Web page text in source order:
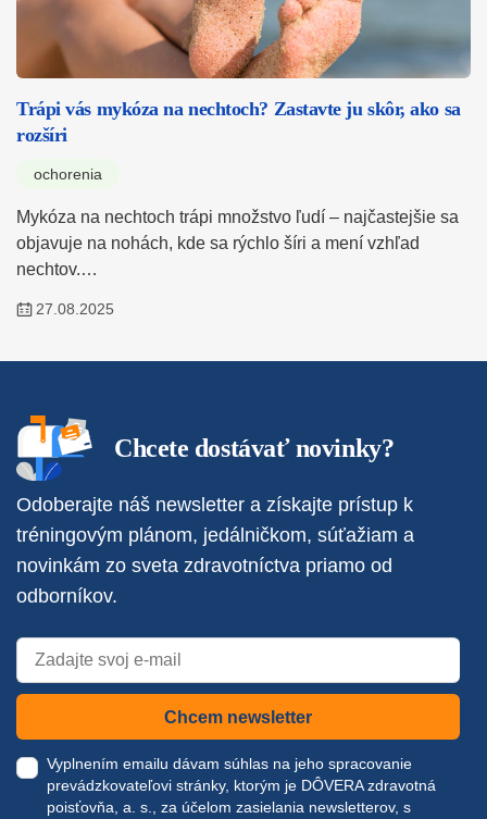
Trápi vás mykóza na nechtoch? Zastavte ju skôr, ako sa
rozšíri
ochorenia
Mykóza na nechtoch trápi množstvo ľudí – najčastejšie sa
objavuje na nohách, kde sa rýchlo šíri a mení vzhľad
nechtov.…
27.08.2025
Chcete dostávať novinky?
Odoberajte náš newsletter a získajte prístup k
tréningovým plánom, jedálničkom, súťažiam a
novinkám zo sveta zdravotníctva priamo od
odborníkov.
Chcem newsletter
Vyplnením emailu dávam súhlas na jeho spracovanie
prevádzkovateľovi stránky, ktorým je DÔVERA zdravotná
poisťovňa, a. s., za účelom zasielania newsletterov, s